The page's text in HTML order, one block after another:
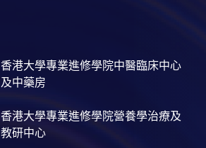
香港大學專業進修學院中醫臨床中心
及中藥房
香港大學專業進修學院營養學治療及
教研中心